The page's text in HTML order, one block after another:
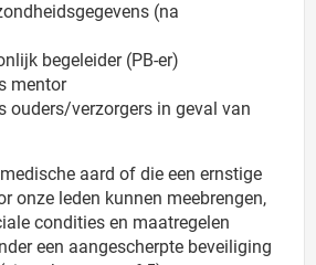
(na
begeleider (PB-er)
mentor
ouders/verzorgers in geval van
aard of die een ernstige
onze leden kunnen meebrengen,
condities en maatregelen
een aangescherpte beveiliging